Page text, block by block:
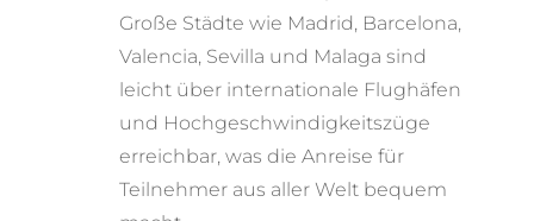
Große Städte wie Madrid, Barcelona,
Valencia, Sevilla und Malaga sind
leicht über internationale Flughäfen
und Hochgeschwindigkeitszüge
erreichbar, was die Anreise für
Teilnehmer aus aller Welt bequem